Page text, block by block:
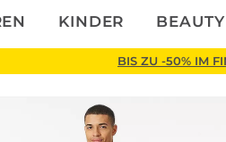
KINDER BEAUTY
BIS ZU -50% IM